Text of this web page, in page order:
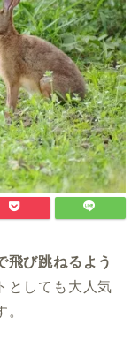
飛び跳ねるよう
としても大人気